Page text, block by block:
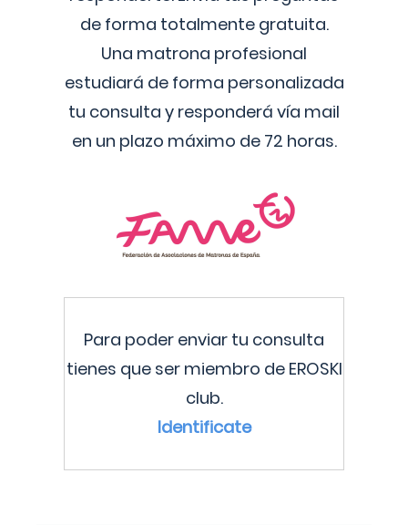
de forma totalmente gratuita.
Una matrona profesional
estudiará de forma personalizada
tu consulta y responderá vía mail
en un plazo máximo de 72 horas.
Para poder enviar tu consulta
tienes que ser miembro de EROSKI
club.
Identificate